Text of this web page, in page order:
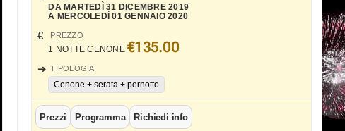
DA MARTEDÌ 31 DICEMBRE 2019
A MERCOLEDÌ 01 GENNAIO 2020
PREZZO
1 NOTTE CENONE €135.00
TIPOLOGIA
Cenone + serata + pernotto
Prezzi Programma Richiedi info